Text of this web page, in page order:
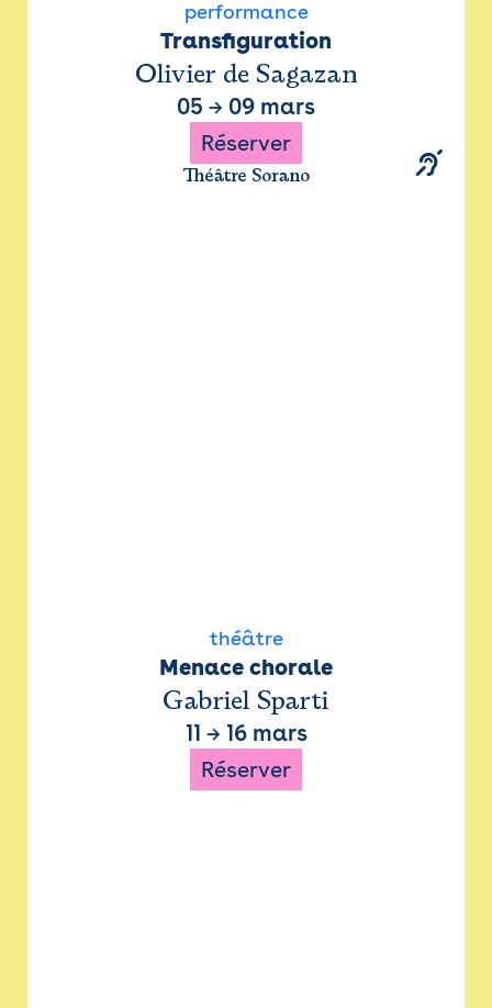
performance
Transfiguration
Olivier de Sagazan
05 → 09 mars
Réserver
Théâtre Sorano
théâtre
Menace chorale
Gabriel Sparti
11 → 16 mars
Réserver